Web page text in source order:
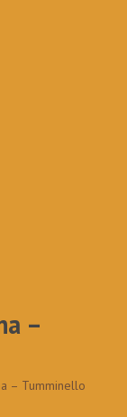
–
– Tumminello